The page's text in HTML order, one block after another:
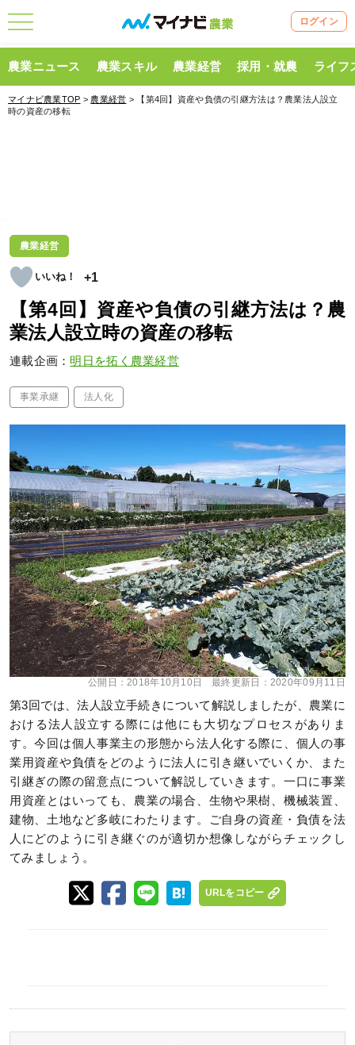
ログイン
農業ニュース 農業スキル 農業経営 採用・就農 ライフ
マイナビ農業TOP > 農業経営 > 【第4回】資産や負債の引継方法は？農業法人設立
時の資産の移転
農業経営
+1
【第4回】資産や負債の引継方法は？農
業法人設立時の資産の移転
連載企画： 明日を拓く農業経営
事業承継 法人化
公開日：2018年10月10日 最終更新日： 2020年09月11日
第3回では、法人設立手続きについて解説しましたが、農業に
おける法人設立する際には他にも大切なプロセスがありま
す。今回は個人事業主の形態から法人化する際に、個人の事
業用資産や負債をどのように法人に引き継いでいくか、また
引継ぎの際の留意点について解説していきます。一口に事業
用資産とはいっても、農業の場合、生物や果樹、機械装置、
建物、土地など多岐にわたります。ご自身の資産・負債を法
人にどのように引き継ぐのが適切か想像しながらチェックし
てみましょう。
URLをコピー